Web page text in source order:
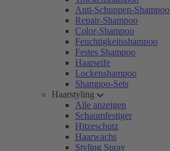
Anti-Schuppen-Shampoo
Repair-Shampoo
Color-Shampoo
Feuchtigkeitsshampoo
Festes Shampoo
Haarseife
Lockenshampoo
Shampoo-Sets
Haarstyling
Alle anzeigen
Schaumfestiger
Hitzeschutz
Haarwachs
Styling Spray